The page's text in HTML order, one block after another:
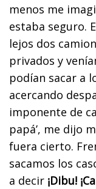
menos me
estaba seguro.
lejos dos
privados y
podían sacar a
acercando
imponente de
papá’, me dijo
fuera cierto.
sacamos los
a decir ¡Dibu!